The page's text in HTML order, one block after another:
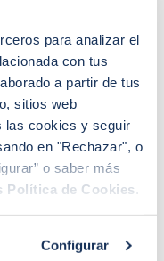
para analizar el
con tus
a partir de tus
sitios web
las cookies y seguir
en "Rechazar", o
o saber más
Política de Cookies .
Configurar
Ruiz
condiciones para